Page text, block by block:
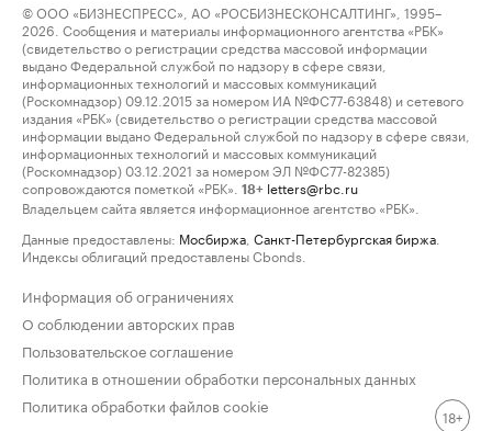
© ООО «БИЗНЕСПРЕСС», АО «РОСБИЗНЕСКОНСАЛТИНГ», 1995–
2026. Сообщения и материалы информационного агентства «РБК»
(свидетельство о регистрации средства массовой информации
выдано Федеральной службой по надзору в сфере связи,
информационных технологий и массовых коммуникаций
(Роскомнадзор) 09.12.2015 за номером ИА №ФС77-63848) и сетевого
издания «РБК» (свидетельство о регистрации средства массовой
информации выдано Федеральной службой по надзору в сфере связи,
информационных технологий и массовых коммуникаций
(Роскомнадзор) 03.12.2021 за номером ЭЛ №ФС77-82385)
сопровождаются пометкой «РБК».
18+ letters@rbc.ru
Владельцем сайта является информационное агентство «РБК».
Данные предоставлены: Мосбиржа Санкт-Петербургская биржа
Индексы облигаций предоставлены Cbonds.
Информация об ограничениях
О соблюдении авторских прав
Пользовательское соглашение
Политика в отношении обработки персональных данных
Политика обработки файлов cookie
18+